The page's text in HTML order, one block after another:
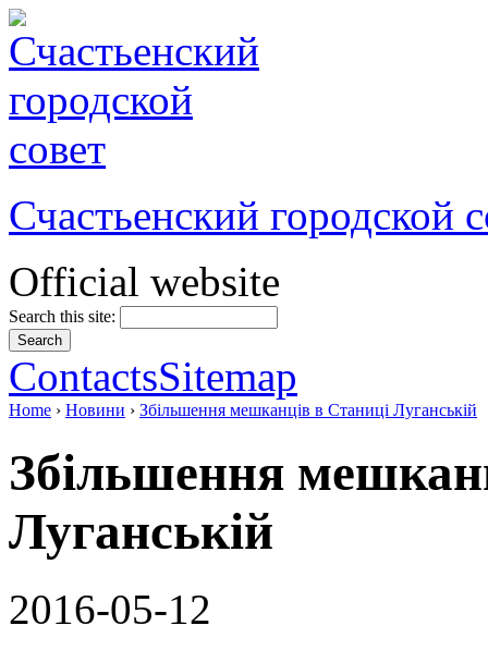
Счастьенский городской
Official website
Search this site:
ContactsSitemap
Home › Новини › Збільшення мешканців в Станиці Луганській
Збільшення
Луганській
2016-05-12